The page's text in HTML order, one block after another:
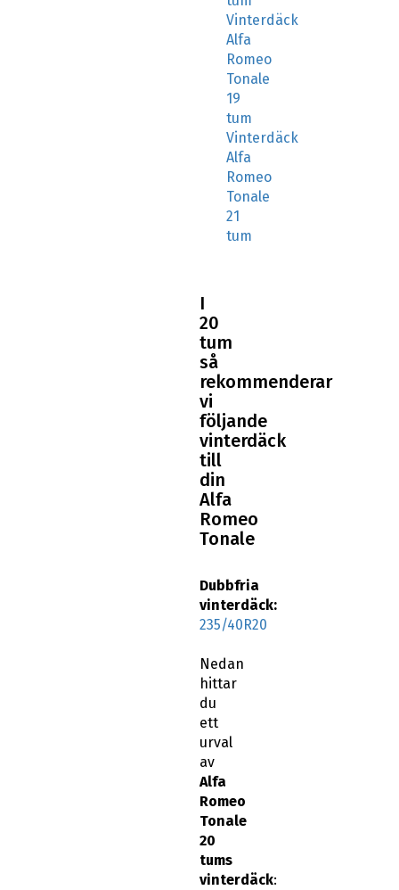
Vinterdäck
Alfa
Romeo
Tonale
19
tum
Vinterdäck
Alfa
Romeo
Tonale
21
tum
I
20
tum
så
rekommenderar
vi
följande
vinterdäck
till
din
Alfa
Romeo
Tonale
Dubbfria
vinterdäck:
235/40R20
Nedan
hittar
du
ett
urval
av
Alfa
Romeo
Tonale
20
tums
vinterdäck: